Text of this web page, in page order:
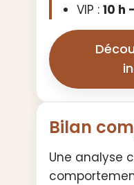
VIP : 10 h
Bilan
Une analyse